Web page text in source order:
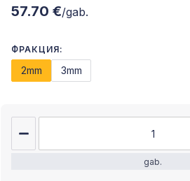
57.70 €/gab.
ФРАКЦИЯ:
2mm 3mm
gab.